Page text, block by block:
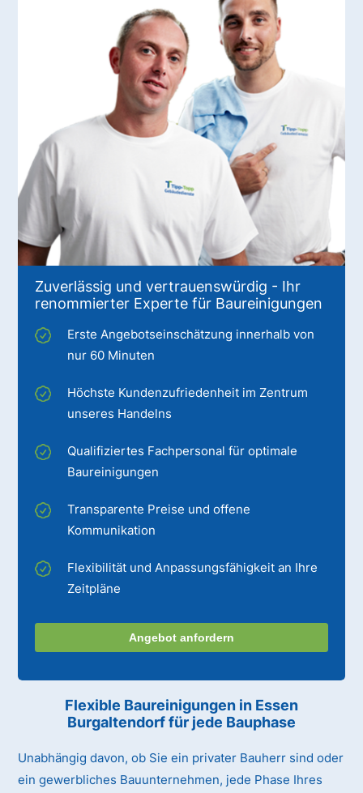
Zuverlässig und vertrauenswürdig - Ihr
renommierter Experte für Baureinigungen
Erste Angebotseinschätzung innerhalb von
nur 60 Minuten
Höchste Kundenzufriedenheit im Zentrum
unseres Handelns
Qualifiziertes Fachpersonal für optimale
Baureinigungen
Transparente Preise und offene
Kommunikation
Flexibilität und Anpassungsfähigkeit an Ihre
Zeitpläne
Angebot anfordern
Flexible Baureinigungen in Essen
Burgaltendorffür jede Bauphase
Unabhängig davon, ob Sie ein privater Bauherr sind oder
ein gewerbliches Bauunternehmen, jede Phase Ihres